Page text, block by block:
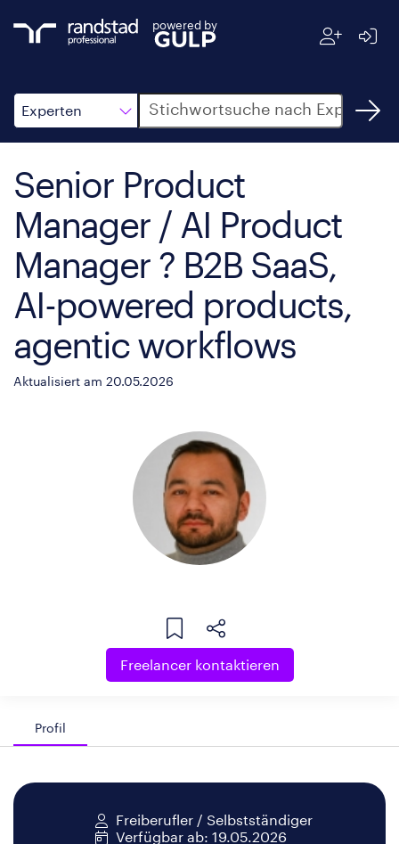
powered by
Experten
Suche
Senior Product
Manager / AI Product
Manager ? B2B SaaS,
AI-powered products,
agentic workflows
Aktualisiert am 20.05.2026
Freelancer kontaktieren
Profil
Freiberufler / Selbstständiger
Verfügbar ab: 19.05.2026